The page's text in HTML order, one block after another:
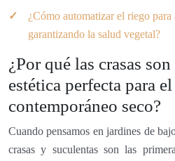
¿Cómo automatizar el riego
garantizando la salud vegetal?
¿Por qué las crasas
estética perfecta para
contemporáneo seco?
Cuando pensamos en jardines de
crasas y suculentas son las